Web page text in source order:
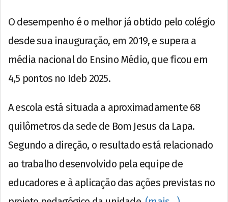
O desempenho é o melhor já obtido pelo colégio
desde sua inauguração, em 2019, e supera a
média nacional do Ensino Médio, que ficou em
4,5 pontos no Ideb 2025.
A escola está situada a aproximadamente 68
quilômetros da sede de Bom Jesus da Lapa.
Segundo a direção, o resultado está relacionado
ao trabalho desenvolvido pela equipe de
educadores e à aplicação das ações previstas no